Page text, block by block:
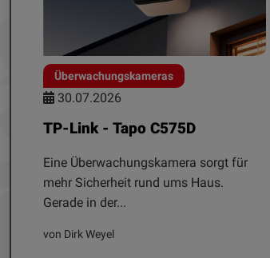
Überwachungskameras
30.07.2026
TP-Link - Tapo C575D
Eine Überwachungskamera sorgt für
mehr Sicherheit rund ums Haus.
Gerade in der...
von Dirk Weyel